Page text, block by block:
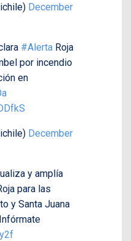
December
#Alerta Roja
por incendio
en
December
y amplía
para las
y Santa Juana